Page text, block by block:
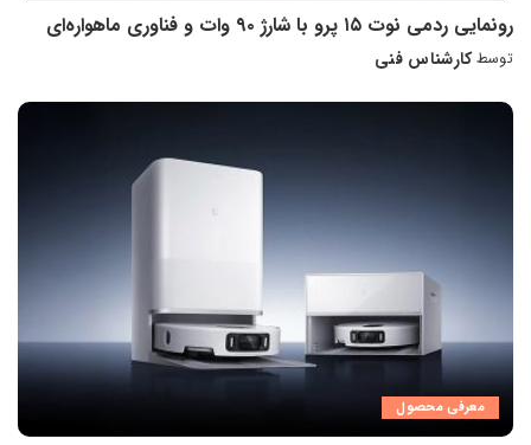
رونمایی ردمی نوت ۱۵ پرو با شارژ ۹۰ وات و فناوری ماهواره‌ای
ارسال
توسط
توسطکارشناس فنی
معرفی محصول